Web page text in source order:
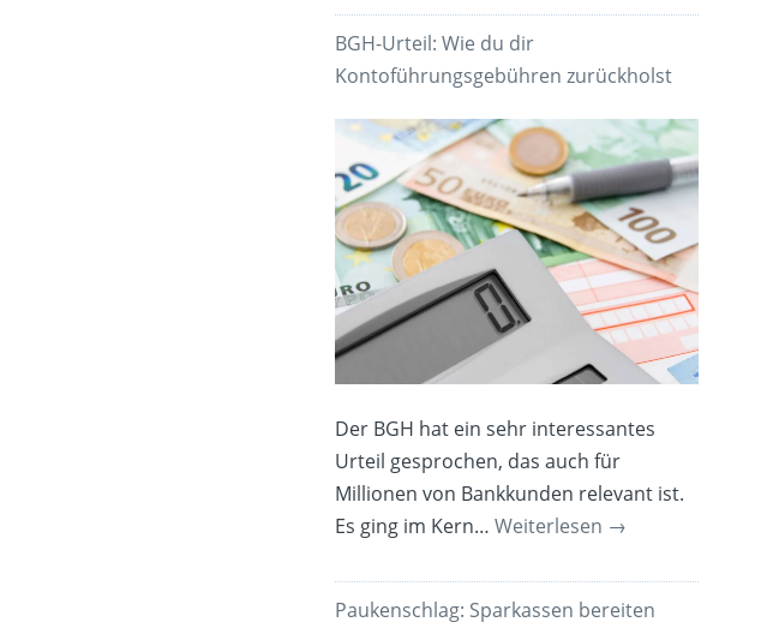
BGH-Urteil: Wie du dir
Kontoführungsgebühren zurückholst
Der BGH hat ein sehr interessantes
Urteil gesprochen, das auch für
Millionen von Bankkunden relevant ist.
Es ging im Kern…Weiterlesen →
Paukenschlag: Sparkassen bereiten